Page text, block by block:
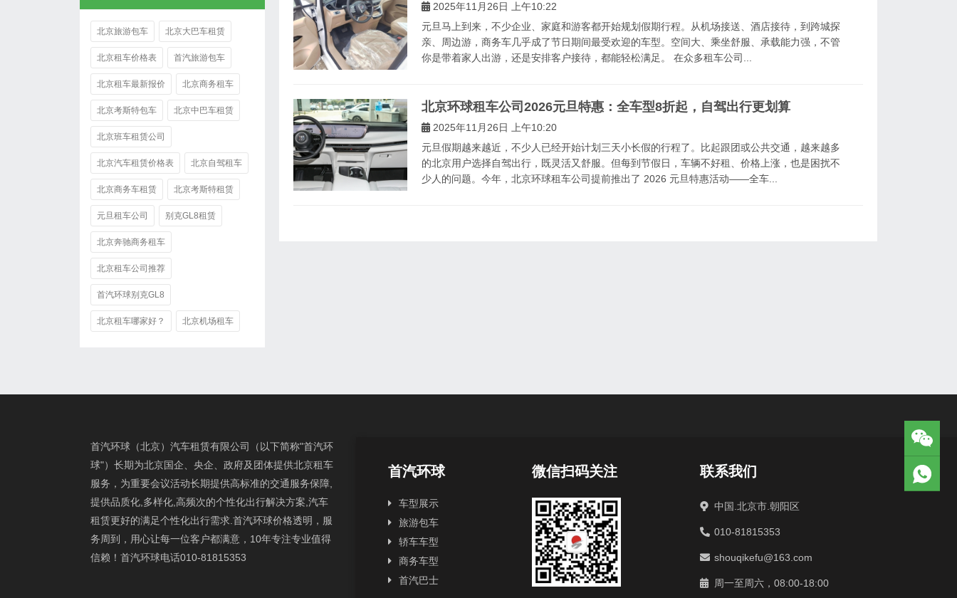
2025年11月26日 上午10:22
元旦马上到来，不少企业、家庭和游客都开始规划假期行程。从机场接送、酒店接待，到跨城探
亲、周边游，商务车几乎成了节日期间最受欢迎的车型。空间大、乘坐舒服、承载能力强，不管
你是带着家人出游，还是安排客户接待，都能轻松满足。 在众多租车公司...
北京环球租车公司2026元旦特惠：全车型8折起，自驾出行更划算
2025年11月26日 上午10:20
元旦假期越来越近，不少人已经开始计划三天小长假的行程了。比起跟团或公共交通，越来越多
的北京用户选择自驾出行，既灵活又舒服。但每到节假日，车辆不好租、价格上涨，也是困扰不
少人的问题。今年，北京环球租车公司提前推出了 2026 元旦特惠活动——全车...
北京旅游包车 北京大巴车租赁
北京租车价格表 首汽旅游包车
北京租车最新报价 北京商务租车
北京考斯特包车 北京中巴车租赁
北京班车租赁公司
北京汽车租赁价格表 北京自驾租车
北京商务车租赁 北京考斯特租赁
元旦租车公司 别克GL8租赁
北京奔驰商务租车
北京租车公司推荐
首汽环球别克GL8
北京租车哪家好？ 北京机场租车
首汽环球（北京）汽车租赁有限公司（以下简称"首汽环
球"）长期为北京国企、央企、政府及团体提供北京租车
服务，为重要会议活动长期提供高标准的交通服务保障,
提供品质化,多样化,高频次的个性化出行解决方案,汽车
租赁更好的满足个性化出行需求.首汽环球价格透明，服
务周到，用心让每一位客户都满意，10年专注专业值得
信赖！首汽环球电话010-81815353
首汽环球
车型展示
旅游包车
轿车车型
商务车型
首汽巴士
微信扫码关注 联系我们
中国.北京市.朝阳区
010-81815353
shouqikefu@163.com
周一至周六，08:00-18:00